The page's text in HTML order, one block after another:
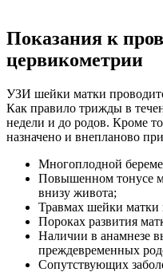
Показания к
цервикометрии
УЗИ шейки матки
Как правило трижды в
недели и до родов. Кроме
назначено и внепланово
Многоплодной
Повышенном тонусе
внизу живота;
Травмах шейки матки
Пороках развития
Наличии в анамнезе
преждевременных
Сопутствующих